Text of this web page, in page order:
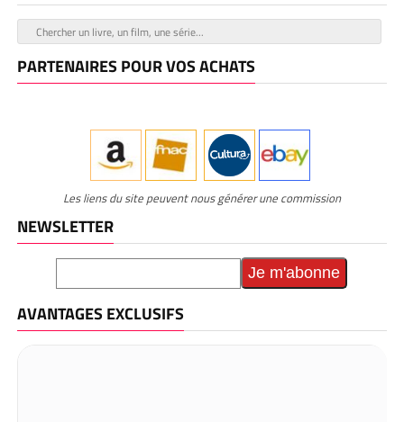
PARTENAIRES POUR VOS ACHATS
Les liens du site peuvent nous générer une commission
NEWSLETTER
AVANTAGES EXCLUSIFS